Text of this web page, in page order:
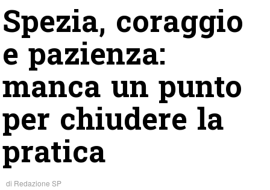
Spezia, coraggio
e pazienza:
manca un punto
per chiudere la
pratica
di Redazione SP